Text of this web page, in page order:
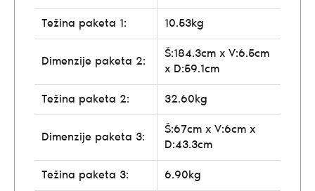
Težina paketa 1: 10.53kg
Dimenzije paketa 2:
Š:184.3cm x V:6.5cm
x D:59.1cm
Težina paketa 2: 32.60kg
Dimenzije paketa 3:
Š:67cm x V:6cm x
D:43.3cm
Težina paketa 3: 6.90kg